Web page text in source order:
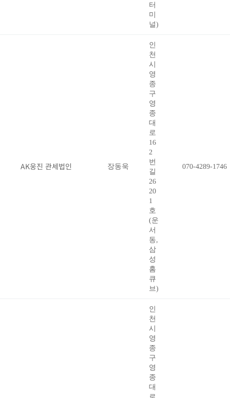
터
미
널)
AK웅진 관세법인 장동욱
인
천
시
영
종
구
영
종
대
로
16
2
번
길
26
20
1
호
(운
서
동,
삼
성
홈
큐
브)
070-4289-1746
인
천
시
영
종
구
영
종
대